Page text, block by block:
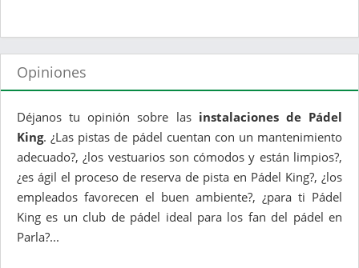
Opiniones
Déjanos tu opinión sobre las instalaciones de Pádel
King. ¿Las pistas de pádel cuentan con un mantenimiento
adecuado?, ¿los vestuarios son cómodos y están limpios?,
¿es ágil el proceso de reserva de pista en Pádel King?, ¿los
empleados favorecen el buen ambiente?, ¿para ti Pádel
King es un club de pádel ideal para los fan del pádel en
Parla?...